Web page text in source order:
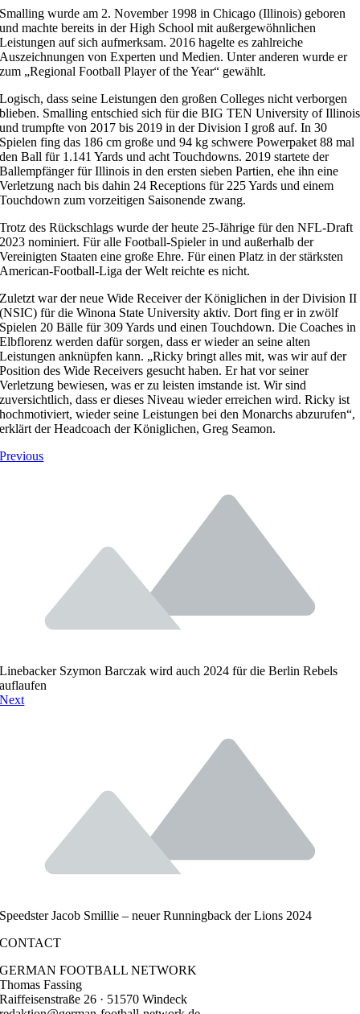
Smalling wurde am 2. November 1998 in Chicago (Illinois) geboren
und machte bereits in der High School mit außergewöhnlichen
Leistungen auf sich aufmerksam. 2016 hagelte es zahlreiche
Auszeichnungen von Experten und Medien. Unter anderen wurde er
zum „Regional Football Player of the Year“ gewählt.
Logisch, dass seine Leistungen den großen Colleges nicht verborgen
blieben. Smalling entschied sich für die BIG TEN University of Illinois
und trumpfte von 2017 bis 2019 in der Division I groß auf. In 30
Spielen fing das 186 cm große und 94 kg schwere Powerpaket 88 mal
den Ball für 1.141 Yards und acht Touchdowns. 2019 startete der
Ballempfänger für Illinois in den ersten sieben Partien, ehe ihn eine
Verletzung nach bis dahin 24 Receptions für 225 Yards und einem
Touchdown zum vorzeitigen Saisonende zwang.
Trotz des Rückschlags wurde der heute 25-Jährige für den NFL-Draft
2023 nominiert. Für alle Football-Spieler in und außerhalb der
Vereinigten Staaten eine große Ehre. Für einen Platz in der stärksten
American-Football-Liga der Welt reichte es nicht.
Zuletzt war der neue Wide Receiver der Königlichen in der Division II
(NSIC) für die Winona State University aktiv. Dort fing er in zwölf
Spielen 20 Bälle für 309 Yards und einen Touchdown. Die Coaches in
Elbflorenz werden dafür sorgen, dass er wieder an seine alten
Leistungen anknüpfen kann. „Ricky bringt alles mit, was wir auf der
Position des Wide Receivers gesucht haben. Er hat vor seiner
Verletzung bewiesen, was er zu leisten imstande ist. Wir sind
zuversichtlich, dass er dieses Niveau wieder erreichen wird. Ricky ist
hochmotiviert, wieder seine Leistungen bei den Monarchs abzurufen“,
erklärt der Headcoach der Königlichen, Greg Seamon.
Previous
Linebacker Szymon Barczak wird auch 2024 für die Berlin Rebels
auflaufen
Next
Speedster Jacob Smillie – neuer Runningback der Lions 2024
CONTACT
GERMAN FOOTBALL NETWORK
Thomas Fassing
Raiffeisenstraße 26 · 51570 Windeck